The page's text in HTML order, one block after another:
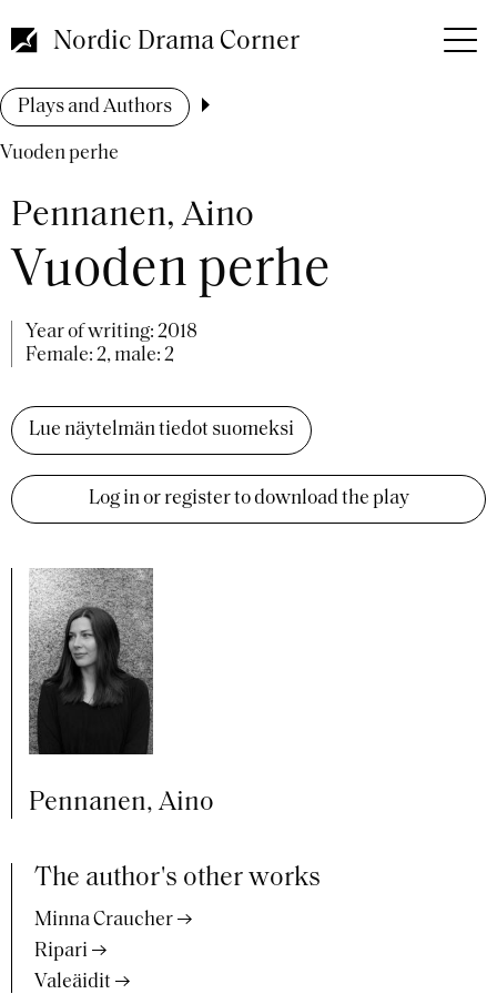
to
main
Nordic Drama Corner
Breadcrumb
Plays and Authors
Vuoden perhe
Pennanen, Aino
Vuoden perhe
Year of writing: 2018
Female: 2, male: 2
Lue näytelmän tiedot suomeksi
Log in or register to download the play
Pennanen, Aino
The author's other works
Minna Craucher
Ripari
Valeäidit